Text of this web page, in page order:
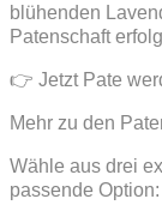
blühenden
Patenschaft
👉 Jetzt Pate
Mehr zu den
Wähle aus drei
passende Option: